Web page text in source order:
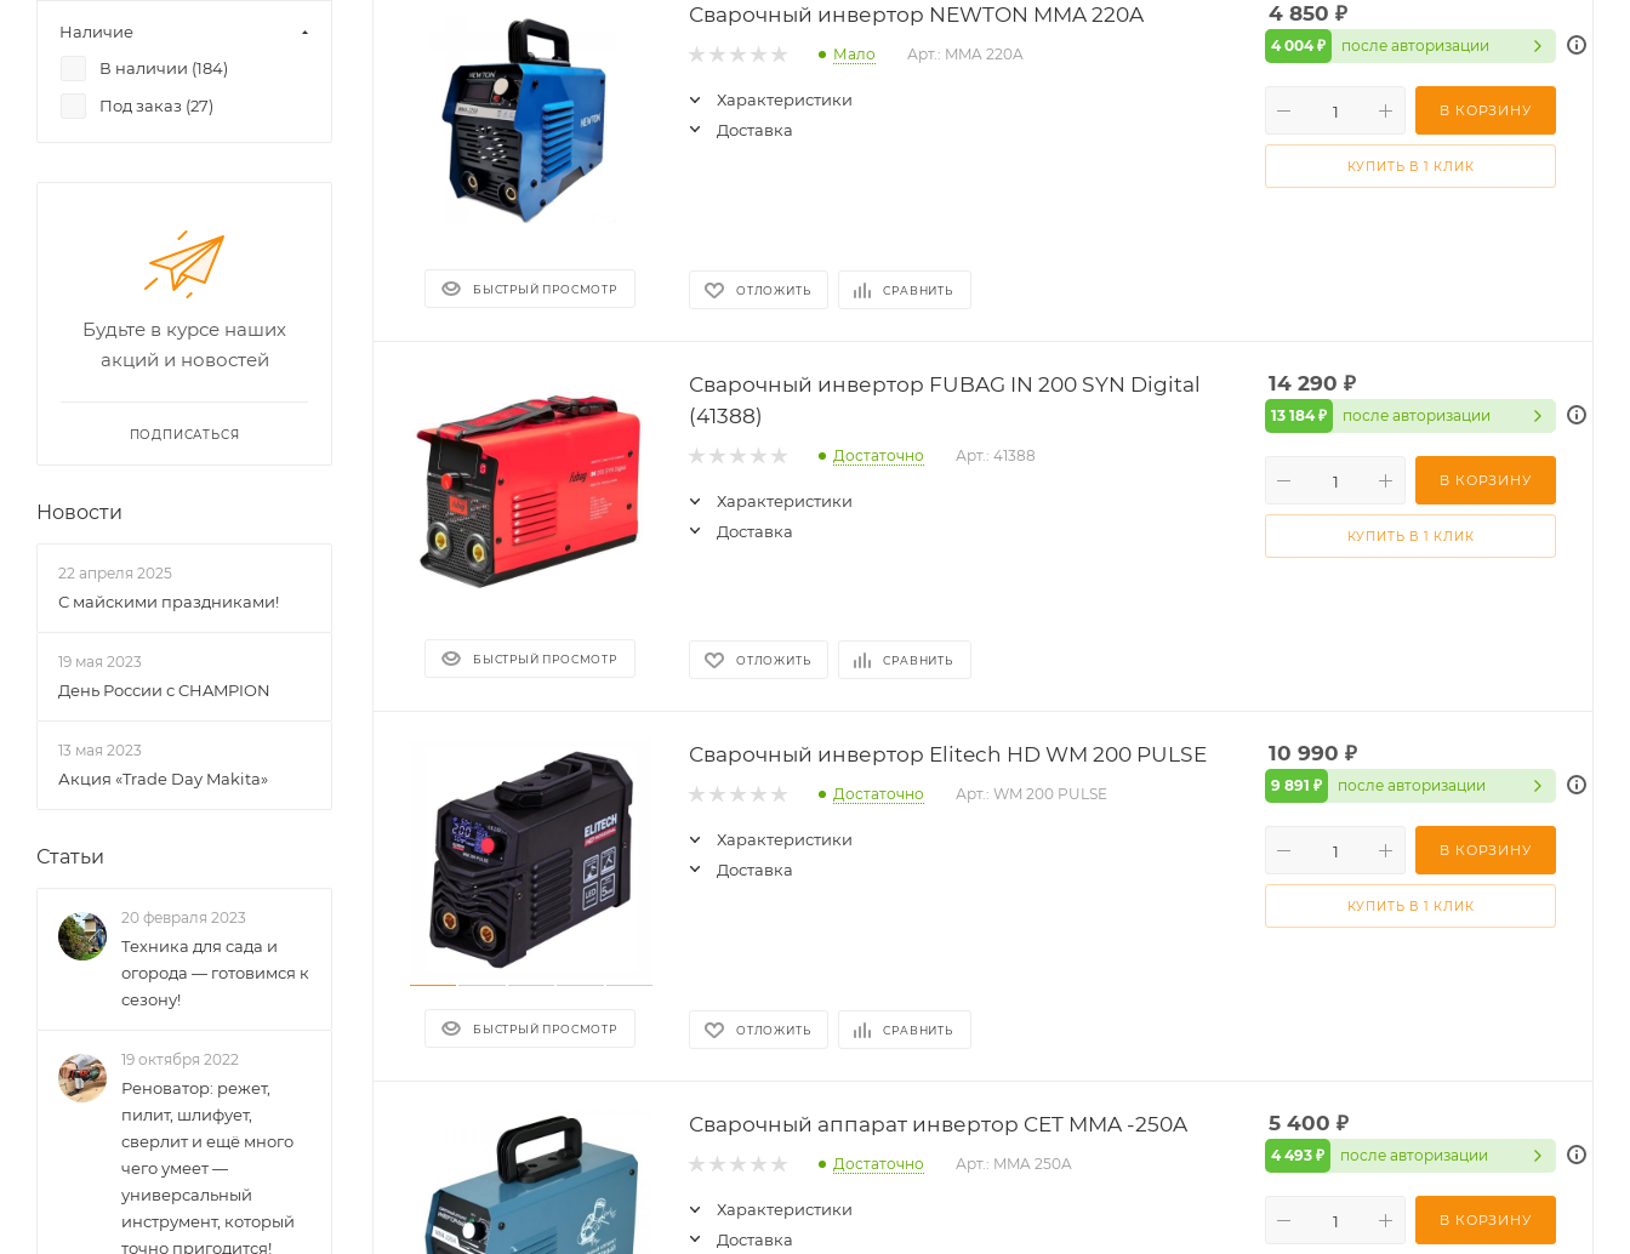
БЫСТРЫЙ ПРОСМОТР
Сварочный инвертор NEWTON MMA 220A
Мало Арт.: MMA 220A
Характеристики
Доставка
ОТЛОЖИТЬ СРАВНИТЬ
4 850 ₽
4 004 ₽ после авторизации
В КОРЗИНУ
КУПИТЬ В 1 КЛИК
БЫСТРЫЙ ПРОСМОТР
Сварочный инвертор FUBAG IN 200 SYN Digital
(41388)
Достаточно Арт.: 41388
Характеристики
Доставка
ОТЛОЖИТЬ СРАВНИТЬ
14 290 ₽
13 184 ₽ после авторизации
В КОРЗИНУ
КУПИТЬ В 1 КЛИК
БЫСТРЫЙ ПРОСМОТР
Сварочный инвертор Elitech HD WM 200 PULSE
Достаточно Арт.: WM 200 PULSE
Характеристики
Доставка
ОТЛОЖИТЬ СРАВНИТЬ
10 990 ₽
9 891 ₽ после авторизации
В КОРЗИНУ
КУПИТЬ В 1 КЛИК
Сварочный аппарат инвертор CET MMA -250A
Достаточно Арт.: MMA 250A
Характеристики
Доставка
5 400 ₽
4 493 ₽ после авторизации
В КОРЗИНУ
Наличие
В наличии (184)
Под заказ (27)
Будьте в курсе наших
акций и новостей
ПОДПИСАТЬСЯ
Новости
22 апреля 2025
С майскими праздниками!
19 мая 2023
День России с CHAMPION
13 мая 2023
Акция «Trade Day Makita»
Статьи
20 февраля 2023
Техника для сада и
огорода — готовимся к
сезону!
19 октября 2022
Реноватор: режет,
пилит, шлифует,
сверлит и ещё много
чего умеет —
универсальный
инструмент, который
точно пригодится!